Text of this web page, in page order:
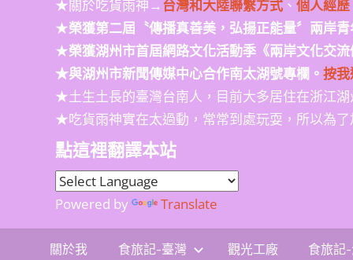
★關於吃貨雨神→台灣和大陸聯繫方式、 個人經歷
★榮獲第二屆〝傳播真善美，弘揚正能量〞兩岸
★榮獲湖州市首屆網路文化活動季《兩岸文化交流
★與湖州市新聞傳媒中心合作南太湖號專欄。 按
★土生土長的臺灣台南人，目前大多居住在浙江湖
★吃貨雨神實在太過動，常常到處玩耍，所以為
點這裡翻譯本站
Powered by Translate
關於我 食旅記-臺灣 觀光工廠 食旅記